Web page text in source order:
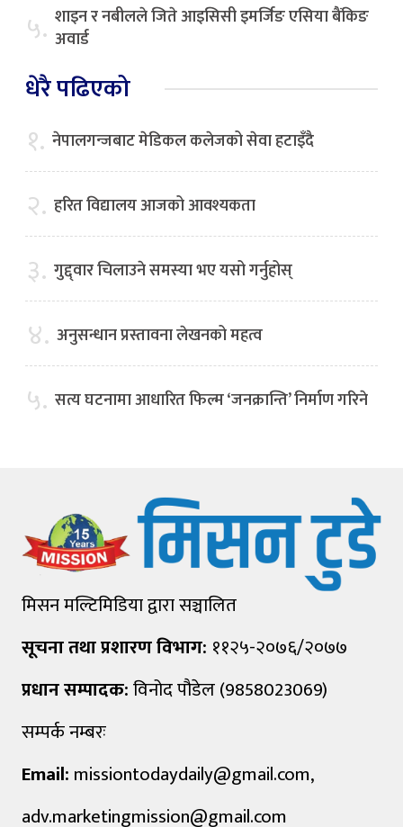
५. शाइन र नबीलले जिते आइसिसी इमर्जिङ एसिया बैंकिङ
अवार्ड
धेरै पढिएको
१. नेपालगन्जबाट मेडिकल कलेजको सेवा हटाइँदै
२. हरित विद्यालय आजको आवश्यकता
३. गुद्द्वार चिलाउने समस्या भए यसो गर्नुहोस्
४. अनुसन्धान प्रस्तावना लेखनको महत्व
५. सत्य घटनामा आधारित फिल्म ‘जनक्रान्ति’ निर्माण गरिने
मिसन मल्टिमिडिया द्वारा सञ्चालित
सूचना तथा प्रशारण विभाग: ११२५-२०७६/२०७७
प्रधान सम्पादक:विनोद पौडेल (9858023069)
सम्पर्क नम्बरः
Email: missiontodaydaily@gmail.com,
adv.marketingmission@gmail.com